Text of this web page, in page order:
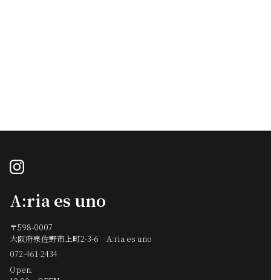
instagram
A:ria es uno
〒598-0007
大阪府泉佐野市上町2-3-6 A:ria es uno
072-461-2434
Open.